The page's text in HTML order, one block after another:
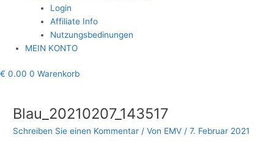
Login
Affiliate Info
Nutzungsbedinungen
MEIN KONTO
€ 0.00 0 Warenkorb
Blau_20210207_143517
Schreiben Sie einen Kommentar / Von EMV /7. Februar 2021